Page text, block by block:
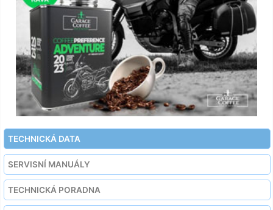
TECHNICKÁ DATA
SERVISNÍ MANUÁLY
TECHNICKÁ PORADNA